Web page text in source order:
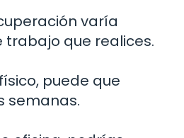
varía
trabajo que realices.
puede que
semanas.